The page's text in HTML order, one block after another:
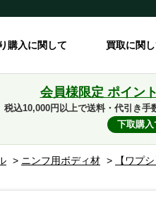
購入に関して 買取に関
会員様限定 ポイン
税込10,000円以上で送料・代引き手
下取購入
> ニンフ用ボディ材 > 【ワプ